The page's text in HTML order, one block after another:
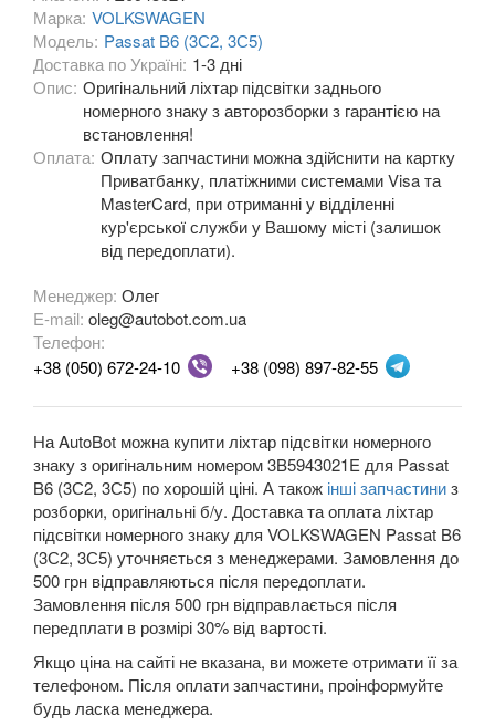
OPEL
PEUGEOT
PORSCHE
RENAULT keyboard_arrow_down
ROVER keyboard_arrow_down
SEAT
SKODA
SMART
SUBARU keyboard_arrow_down
SUZUKI keyboard_arrow_down
TESLA keyboard_arrow_down
TOYOTA
Arteon
Марка: VOLKSWAGEN
Модель: Passat B6 (3С2, 3С5)
Доставка по Україні: 1-3 дні
Опис: Оригінальний ліхтар підсвітки заднього
номерного знаку з авторозборки з гарантією на
встановлення!
Оплата: Оплату запчастини можна здійснити на картку
Приватбанку, платіжними системами Visa та
MasterCard, при отриманні у відділенні
кур'єрської служби у Вашому місті (залишок
від передоплати).
Менеджер: Олег
E-mail: oleg@autobot.com.ua
Телефон:
+38 (050) 672-24-10
+38 (098) 897-82-55
На AutoBot можна купити ліхтар підсвітки номерного
знаку з оригінальним номером 3B5943021E для Passat
B6 (3С2, 3С5) по хорошій ціні. А також інші запчастиниз
розборки, оригінальні б/у. Доставка та оплата ліхтар
підсвітки номерного знаку для VOLKSWAGEN Passat B6
(3С2, 3С5) уточняється з менеджерами. Замовлення до
500 грн відправляються після передоплати.
Замовлення після 500 грн відправлається після
передплати в розмірі 30% від вартості.
Якщо ціна на сайті не вказана, ви можете отримати її за
телефоном. Після оплати запчастини, проінформуйте
будь ласка менеджера.